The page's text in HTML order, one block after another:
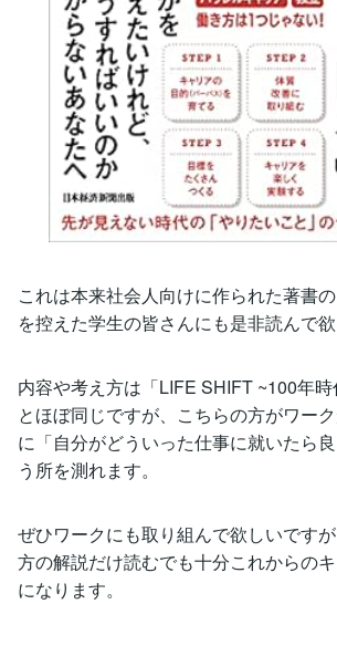
これは本来社会人向けに作られた著書
を控えた学生の皆さんにも是非読んで欲
内容や考え方は「LIFE SHIFT ~100年時
とほぼ同じですが、こちらの方がワー
に「自分がどういった仕事に就いたら
う所を測れます。
ぜひワークにも取り組んで欲しいです
方の解説だけ読むでも十分これからの
になります。